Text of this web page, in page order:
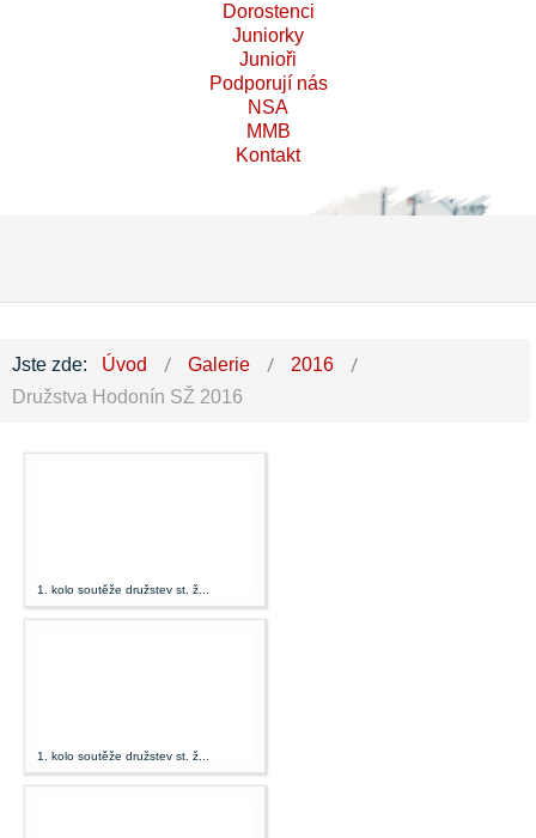
Dorostenci
Juniorky
Junioři
Podporují nás
NSA
MMB
Kontakt
Jste zde: Úvod Galerie
2016
Družstva Hodonín SŽ 2016
1. kolo soutěže družstev st. ž...
1. kolo soutěže družstev st. ž...